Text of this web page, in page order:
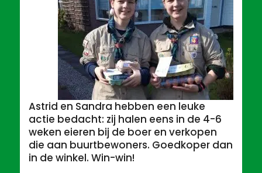
Astrid en Sandra hebben een leuke
actie bedacht: zij halen eens in de 4-6
weken eieren bij de boer en verkopen
die aan buurtbewoners. Goedkoper dan
in de winkel. Win-win!